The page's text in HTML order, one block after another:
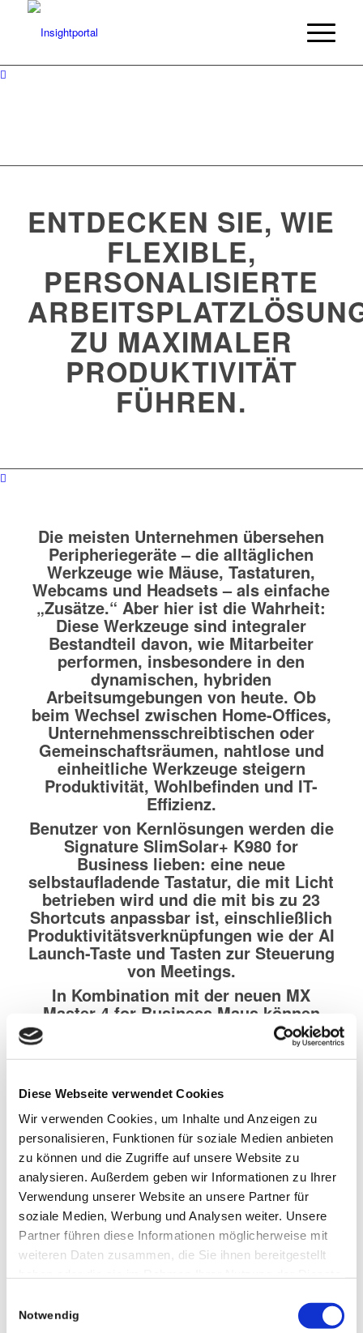
Diese Webseite verwendet Cookies
Wir verwenden Cookies, um Inhalte und Anzeigen zu
personalisieren, Funktionen für soziale Medien anbieten
zu können und die Zugriffe auf unsere Website zu
analysieren. Außerdem geben wir Informationen zu Ihrer
Verwendung unserer Website an unsere Partner für
soziale Medien, Werbung und Analysen weiter. Unsere
Partner führen diese Informationen möglicherweise mit
weiteren Daten zusammen, die Sie ihnen bereitgestellt
Notwendig
ENTDECKEN SIE, WIE
FLEXIBLE,
PERSONALISIERTE
ZU MAXIMALER
PRODUKTIVITÄT
FÜHREN.
Die meisten Unternehmen übersehen
Peripheriegeräte – die alltäglichen
Werkzeuge wie Mäuse, Tastaturen,
Webcams und Headsets – als einfache
„Zusätze.“ Aber hier ist die Wahrheit:
Diese Werkzeuge sind integraler
Bestandteil davon, wie Mitarbeiter
performen, insbesondere in den
dynamischen, hybriden
Arbeitsumgebungen von heute. Ob
beim Wechsel zwischen Home-Offices,
Unternehmensschreibtischen oder
Gemeinschaftsräumen, nahtlose und
einheitliche Werkzeuge steigern
Produktivität, Wohlbefinden und IT-
Effizienz.
Benutzer von Kernlösungen werden die
Signature SlimSolar+ K980 for
Business lieben: eine neue
selbstaufladende Tastatur, die mit Licht
betrieben wird und die mit bis zu 23
Shortcuts anpassbar ist, einschließlich
Produktivitätsverknüpfungen wie der AI
Launch-Taste und Tasten zur Steuerung
von Meetings.
In Kombination mit der neuen MX
Master 4 for Business Maus können
Mitarbeiter damit wirklich ihr Bestes
geben. Die verbesserte ikonische Maus
bietet jetzt eine doppelt so
leistungsfähige Konnektivität und
erweiterte Funktionen wie einen
Darkfield Lasersensor mit 8K DPI,
MagSpeed Scrolling und den neuen
Actions Ring.
Benutzer von Kernlösungen werden die
Signature SlimSolar+ K980 for
Business lieben: eine neue
selbstaufladende Tastatur, die mit Licht
betrieben wird und die mit bis zu 23
Shortcuts anpassbar ist, einschließlich
Produktivitätsverknüpfungen wie der AI
Launch-Taste und Tasten zur Steuerung